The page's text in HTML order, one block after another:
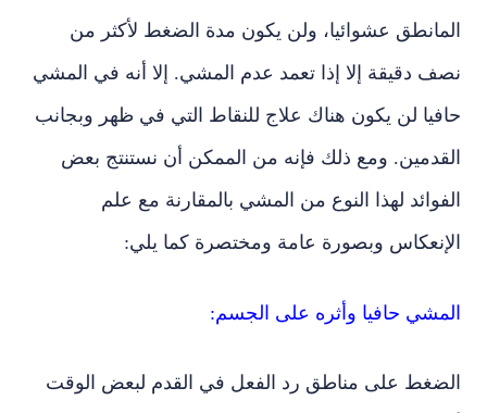
المانطق عشوائيا، ولن يكون مدة الضغط لأكثر من
نصف دقيقة إلا إذا تعمد عدم المشي. إلا أنه في المشي
حافيا لن يكون هناك علاج للنقاط التي في ظهر وبجانب
القدمين. ومع ذلك فإنه من الممكن أن نستنتج بعض
الفوائد لهذا النوع من المشي بالمقارنة مع علم
الإنعكاس وبصورة عامة ومختصرة كما يلي:
المشي حافيا وأثره على الجسم:
الضغط على مناطق رد الفعل في القدم لبعض الوقت